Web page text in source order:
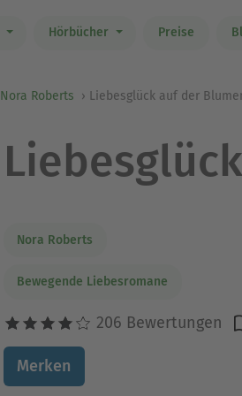
Hörbücher Preise
Nora Roberts Liebesglück auf der
Nora Roberts
Bewegende Liebesromane
206 Bewertungen
Merken